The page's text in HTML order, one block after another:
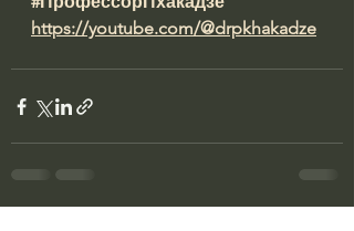
https://youtube.com/@drpkhakadze